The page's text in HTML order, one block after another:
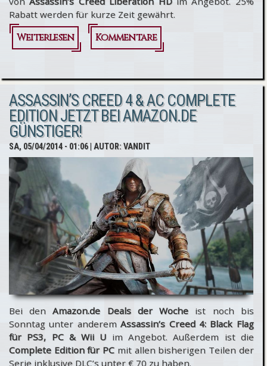
Rabatt werden für kurze Zeit gewährt.
Weiterlesen
über
Shop -
Assassin’s
Creed
Liberation
Kommentare
ASSASSIN’S CREED 4 & AC COMPLETE
EDITION JETZT BEI AMAZON.DE
GÜNSTIGER!
SA, 05/04/2014 - 01:06| AUTOR:VANDIT
Bei denAmazon.de Deals der Wocheist noch bis
Sonntag unter anderemAssassin’s Creed 4: Black Flag
für PS3, PC & Wii Uim Angebot. Außerdem ist die
Complete Edition für PCmit allen bisherigen Teilen der
Serie inklusive DLC’s unter € 70 zu haben.